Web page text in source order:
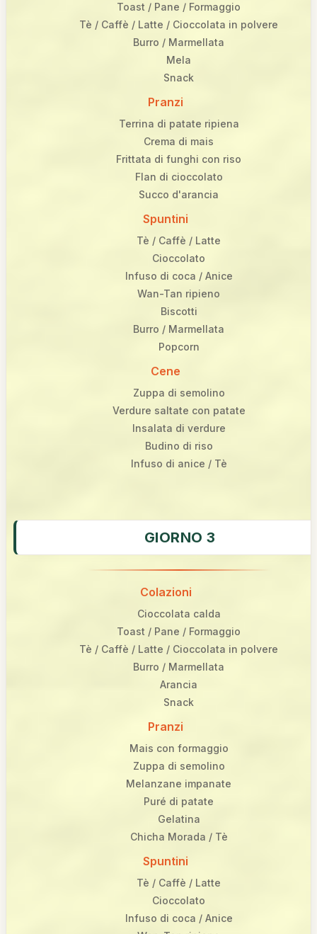
Toast / Pane / Formaggio
Tè / Caffè / Latte / Cioccolata in polvere
Burro / Marmellata
Mela
Snack
Pranzi
Terrina di patate ripiena
Crema di mais
Frittata di funghi con riso
Flan di cioccolato
Succo d'arancia
Spuntini
Tè / Caffè / Latte
Cioccolato
Infuso di coca / Anice
Wan-Tan ripieno
Biscotti
Burro / Marmellata
Popcorn
Cene
Zuppa di semolino
Verdure saltate con patate
Insalata di verdure
Budino di riso
Infuso di anice / Tè
GIORNO 3
Colazioni
Cioccolata calda
Toast / Pane / Formaggio
Tè / Caffè / Latte / Cioccolata in polvere
Burro / Marmellata
Arancia
Snack
Pranzi
Mais con formaggio
Zuppa di semolino
Melanzane impanate
Puré di patate
Gelatina
Chicha Morada / Tè
Spuntini
Tè / Caffè / Latte
Cioccolato
Infuso di coca / Anice